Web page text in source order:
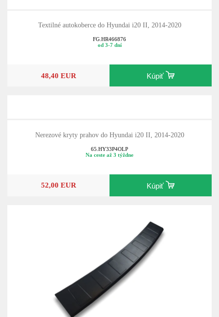
Textilné autokoberce do Hyundai i20 II, 2014-2020
FG.HR466876
od 3-7 dní
48,40 EUR Kúpiť
Nerezové kryty prahov do Hyundai i20 II, 2014-2020
65.HY33P4OLP
Na ceste až 3 týždne
52,00 EUR Kúpiť